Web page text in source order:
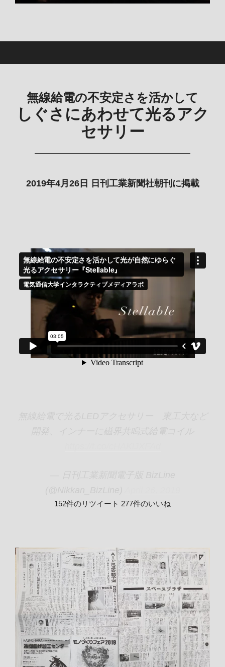
無線給電の不安定さを活かして
しぐさにあわせて光るアク
セサリー
2019年4月26日 日刊工業新聞社朝刊に掲載
152件のリツイート 277件のいいね